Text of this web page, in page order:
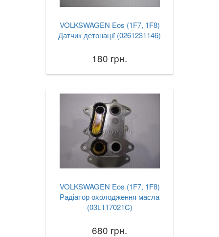
VOLKSWAGEN Eos (1F7, 1F8)
Датчик детонації (0261231146)
180 грн.
VOLKSWAGEN Eos (1F7, 1F8)
Радіатор охолодження масла
(03L117021C)
680 грн.